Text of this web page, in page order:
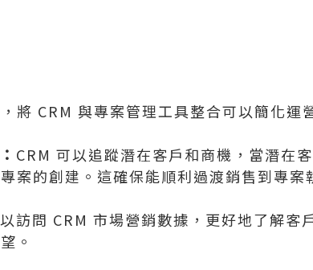
將 CRM 與專案管理工具整合可以簡化運
CRM 可以追蹤潛在客戶和商機，當潛在
案的創建。這確保能順利過渡銷售到專案
訪問 CRM 市場營銷數據，更好地了解客
。